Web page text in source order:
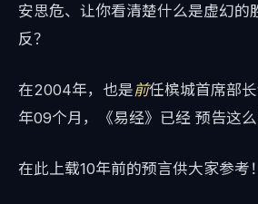
安思危、让你看清楚什么是虚幻的
反？
在2004年，也是前任槟城首席部
年09个月，《易经》已经 预告这么
在此上载10年前的预言供大家参考！